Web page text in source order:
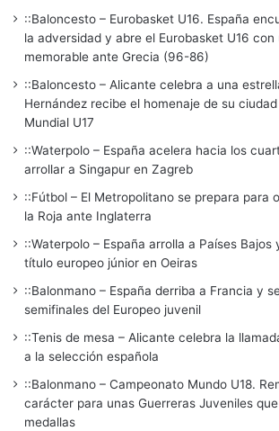
::Baloncesto – Eurobasket U16. España
la adversidad y abre el Eurobasket U16
memorable ante Grecia (96-86)
::Baloncesto – Alicante celebra a una
Hernández recibe el homenaje de su
Mundial U17
::Waterpolo – España acelera hacia los
arrollar a Singapur en Zagreb
::Fútbol – El Metropolitano se prepara para
la Roja ante Inglaterra
::Waterpolo – España arrolla a Países Bajos
título europeo júnior en Oeiras
::Balonmano – España derriba a Francia y
semifinales del Europeo juvenil
::Tenis de mesa – Alicante celebra la
a la selección española
::Balonmano – Campeonato Mundo U18.
carácter para unas Guerreras Juveniles
medallas